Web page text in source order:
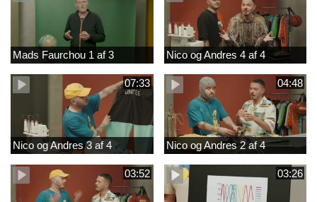
Mads Faurchou 1 af 3 Nico og Andres 4 af 4
07:33
Nico og Andres 3 af 4
04:48
Nico og Andres 2 af 4
03:52 03:26